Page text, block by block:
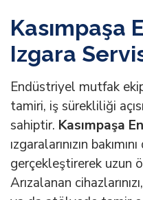
Kasımpaşa
Izgara
Endüstriyel mutfak
tamiri, iş sürekliliği
sahiptir. Kasımpaşa
ızgaralarınızın
gerçekleştirerek uzun
Arızalanan